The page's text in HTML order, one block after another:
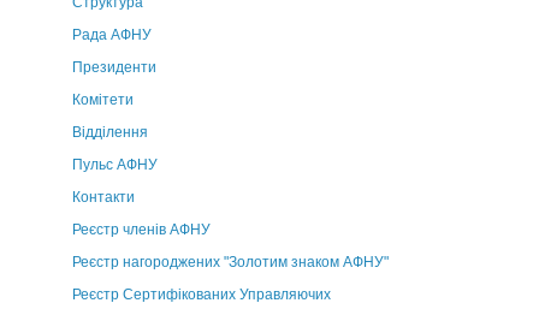
Рада АФНУ
Президенти
Комітети
Відділення
Пульс АФНУ
Контакти
Реєстр членів АФНУ
Реєстр нагороджених "Золотим знаком АФНУ"
Реєстр Сертифікованих Управляючих